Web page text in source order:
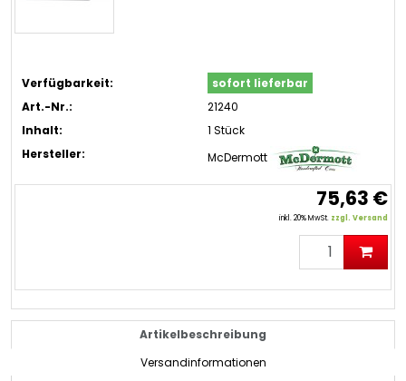
Verfügbarkeit:
sofort lieferbar
Art.-Nr.:
21240
Inhalt:
1 Stück
Hersteller:
McDermott
75,63 €
inkl. 20% MwSt. zzgl. Versand
Artikelbeschreibung
Versandinformationen